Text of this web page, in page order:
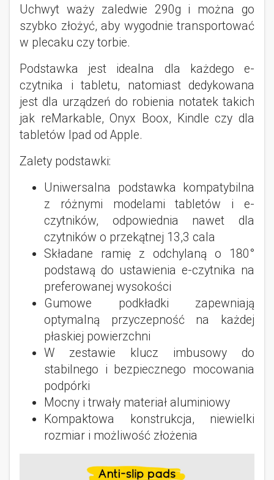
Uchwyt waży zaledwie 290g i można go
szybko złożyć, aby wygodnie transportować
w plecaku czy torbie.
Podstawka jest idealna dla każdego e-
czytnika i tabletu, natomiast dedykowana
jest dla urządzeń do robienia notatek takich
jak reMarkable, Onyx Boox, Kindle czy dla
tabletów Ipad od Apple.
Zalety podstawki:
Uniwersalna podstawka kompatybilna
z różnymi modelami tabletów i e-
czytników, odpowiednia nawet dla
czytników o przekątnej 13,3 cala
Składane ramię z odchylaną o 180°
podstawą do ustawienia e-czytnika na
preferowanej wysokości
Gumowe podkładki zapewniają
optymalną przyczepność na każdej
płaskiej powierzchni
W zestawie klucz imbusowy do
stabilnego i bezpiecznego mocowania
podpórki
Mocny i trwały materiał aluminiowy
Kompaktowa konstrukcja, niewielki
rozmiar i możliwość złożenia